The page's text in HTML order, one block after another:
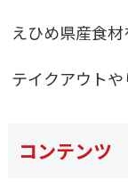
えひめ県産食
テイクアウトや
コンテンツ